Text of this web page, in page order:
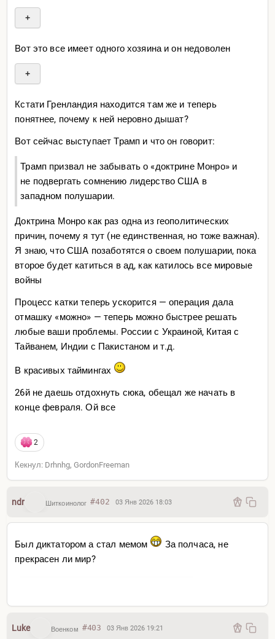
+
Вот это все имеет одного хозяина и он недоволен
+
Кстати Гренландия находится там же и теперь
понятнее, почему к ней неровно дышат?
Вот сейчас выступает Трамп и что он говорит:
Трамп призвал не забывать о «доктрине Монро» и
не подвергать сомнению лидерство США в
западном полушарии.
Доктрина Монро как раз одна из геополитических
причин, почему я тут (не единственная, но тоже важная).
Я знаю, что США позаботятся о своем полушарии, пока
второе будет катиться в ад, как катилось все мировые
войны
Процесс катки теперь ускорится — операция дала
отмашку «можно» — теперь можно быстрее решать
любые ваши проблемы. России с Украиной, Китая с
Тайванем, Индии с Пакистаном и т.д.
В красивых таймингах
26й не даешь отдохнуть сюка, обещал же начать в
конце февраля. Ой все
2
Кекнул: Drhnhg, GordonFreeman
ndr Шиткоинолог #402 03 Янв 2026 18:03
Был диктатором а стал мемом
За полчаса, не
прекрасен ли мир?
Luke Военком #403 03 Янв 2026 19:21